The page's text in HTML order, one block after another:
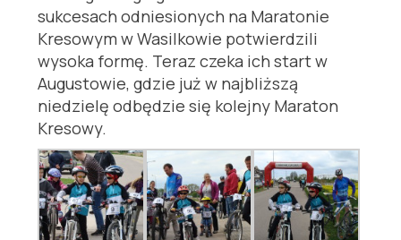
sukcesach odniesionych na Maratonie
Kresowym w Wasilkowie potwierdzili
wysoka formę. Teraz czeka ich start w
Augustowie, gdzie już w najbliższą
niedzielę odbędzie się kolejny Maraton
Kresowy.